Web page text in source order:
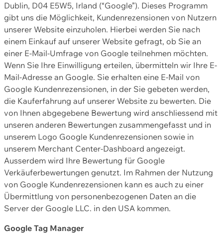
Dublin, D04 E5W5, Irland (“Google”). Dieses Programm
gibt uns die Möglichkeit, Kundenrezensionen von Nutzern
unserer Website einzuholen. Hierbei werden Sie nach
einem Einkauf auf unserer Website gefragt, ob Sie an
einer E-Mail-Umfrage von Google teilnehmen möchten.
Wenn Sie Ihre Einwilligung erteilen, übermitteln wir Ihre E-
Mail-Adresse an Google. Sie erhalten eine E-Mail von
Google Kundenrezensionen, in der Sie gebeten werden,
die Kauferfahrung auf unserer Website zu bewerten. Die
von Ihnen abgegebene Bewertung wird anschliessend mit
unseren anderen Bewertungen zusammengefasst und in
unserem Logo Google Kundenrezensionen sowie in
unserem Merchant Center-Dashboard angezeigt.
Ausserdem wird Ihre Bewertung für Google
Verkäuferbewertungen genutzt. Im Rahmen der Nutzung
von Google Kundenrezensionen kann es auch zu einer
Übermittlung von personenbezogenen Daten an die
Server der Google LLC. in den USA kommen.
Google Tag Manager